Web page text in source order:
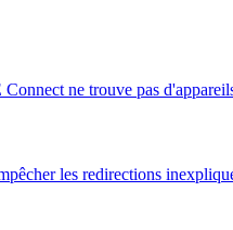
ne trouve pas
les redirections